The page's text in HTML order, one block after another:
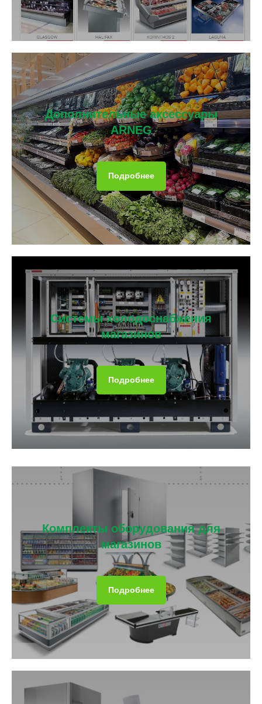
Дополнительные аксессуары
ARNEG
Подробнее
Системы холодоснабжения
магазинов
Подробнее
Комплекты оборудования для
магазинов
Подробнее